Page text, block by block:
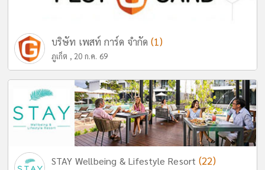
บริษัท เพสท์ การ์ด จำกัด (1)
ภูเก็ต , 20 ก.ค. 69
STAY Wellbeing & Lifestyle Resort (22)